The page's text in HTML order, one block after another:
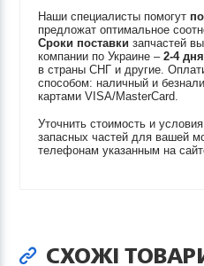
Наши специалисты помогут
предложат оптимальное
Сроки поставки запчастей
компании по Украине –2-4 дня
в страны СНГ и другие.
способом: наличный и
картами VISA/MasterCard.
Уточнить стоимость и
запасных частей для вашей
телефонам указанным на
СХОЖІ